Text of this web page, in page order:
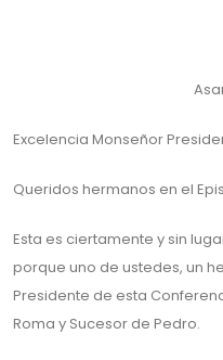
Excelencia Monseñor
Queridos hermanos en el
Esta es ciertamente y sin
porque uno de ustedes, un
Presidente de esta
Roma y Sucesor de Pedro.